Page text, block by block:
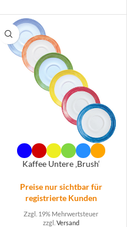
Kaffee Untere ‚Brush‘
Preise nur sichtbar für
registrierte Kunden
Zzgl. 19% Mehrwertsteuer
zzgl. Versand